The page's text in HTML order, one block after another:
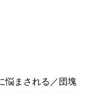
悩まされる／団塊